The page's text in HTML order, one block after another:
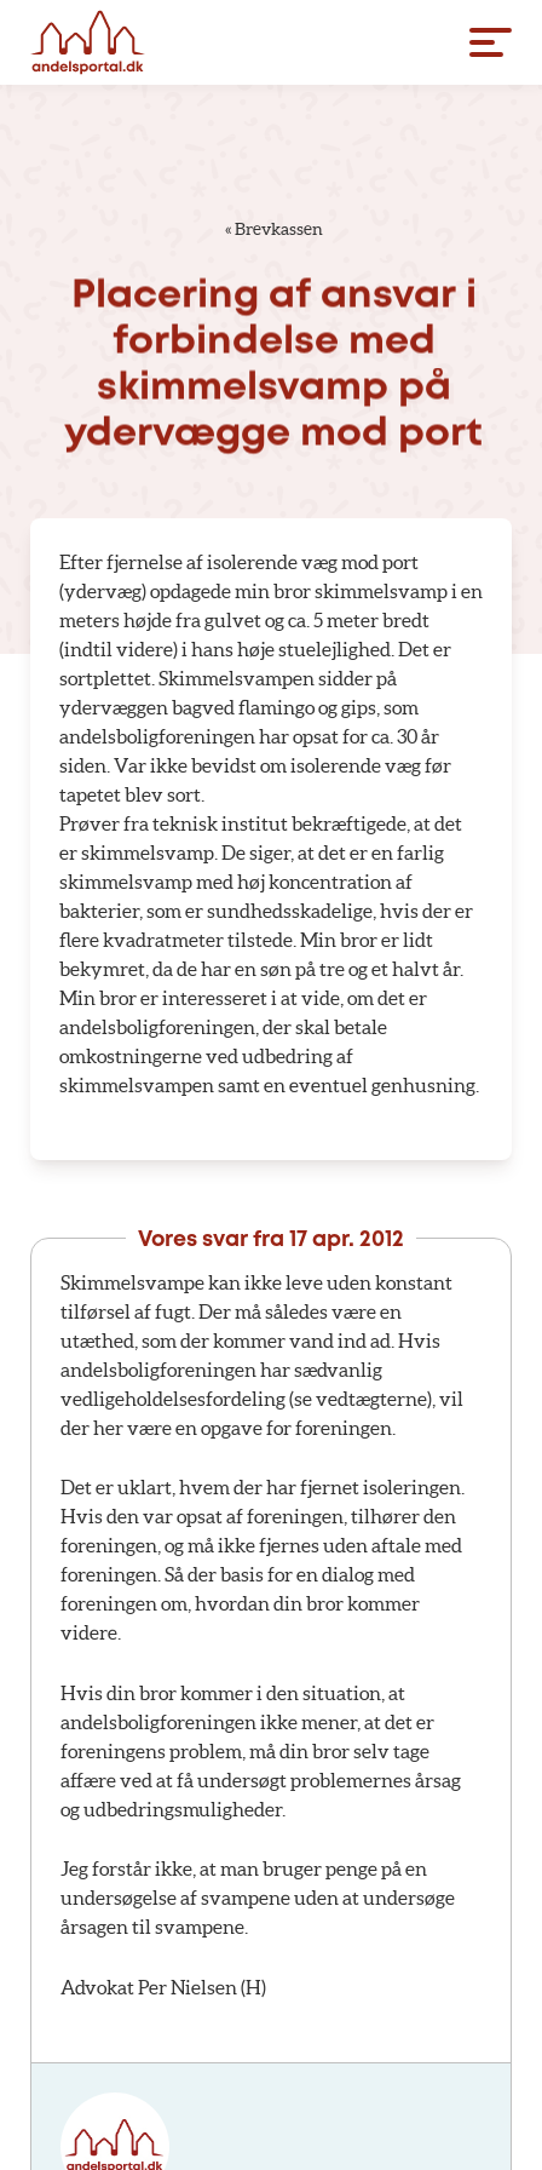
«Brevkassen
Placering af ansvar i
forbindelse med
skimmelsvamp på
ydervægge mod port
Efter fjernelse af isolerende væg mod port
(ydervæg) opdagede min bror skimmelsvamp i en
meters højde fra gulvet og ca. 5 meter bredt
(indtil videre) i hans høje stuelejlighed. Det er
sortplettet. Skimmelsvampen sidder på
ydervæggen bagved flamingo og gips, som
andelsboligforeningen har opsat for ca. 30 år
siden. Var ikke bevidst om isolerende væg før
tapetet blev sort.
Prøver fra teknisk institut bekræftigede, at det
er skimmelsvamp. De siger, at det er en farlig
skimmelsvamp med høj koncentration af
bakterier, som er sundhedsskadelige, hvis der er
flere kvadratmeter tilstede. Min bror er lidt
bekymret, da de har en søn på tre og et halvt år.
Min bror er interesseret i at vide, om det er
andelsboligforeningen, der skal betale
omkostningerne ved udbedring af
skimmelsvampen samt en eventuel genhusning.
Vores svar fra 17 apr. 2012
Skimmelsvampe kan ikke leve uden konstant
tilførsel af fugt. Der må således være en
utæthed, som der kommer vand ind ad. Hvis
andelsboligforeningen har sædvanlig
vedligeholdelsesfordeling (se vedtægterne), vil
der her være en opgave for foreningen.
Det er uklart, hvem der har fjernet isoleringen.
Hvis den var opsat af foreningen, tilhører den
foreningen, og må ikke fjernes uden aftale med
foreningen. Så der basis for en dialog med
foreningen om, hvordan din bror kommer
videre.
Hvis din bror kommer i den situation, at
andelsboligforeningen ikke mener, at det er
foreningens problem, må din bror selv tage
affære ved at få undersøgt problemernes årsag
og udbedringsmuligheder.
Jeg forstår ikke, at man bruger penge på en
undersøgelse af svampene uden at undersøge
årsagen til svampene.
Advokat Per Nielsen (H)